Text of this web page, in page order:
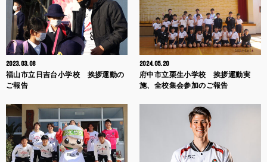
2023.03.08
福山市立日吉台小学校 挨拶運動の
ご報告
2024.05.20
府中市立栗生小学校 挨拶運動実
施、全校集会参加のご報告